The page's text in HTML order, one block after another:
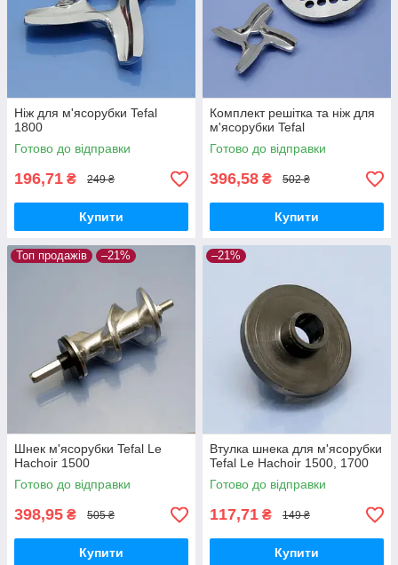
Ніж для м'ясорубки Tefal
1800
Готово до відправки
196,71 ₴ 249 ₴
Купити
Комплект решітка та ніж для
м'ясорубки Tefal
Готово до відправки
396,58 ₴ 502 ₴
Купити
Топ продажів –21%
Шнек м'ясорубки Tefal Le
Hachoir 1500
Готово до відправки
398,95 ₴ 505 ₴
Купити
–21%
Втулка шнека для м'ясорубки
Tefal Le Hachoir 1500, 1700
Готово до відправки
117,71 ₴ 149 ₴
Купити